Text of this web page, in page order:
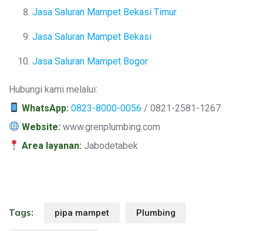
Jasa Saluran Mampet Bekasi Timur
Jasa Saluran Mampet Bekasi
Jasa Saluran Mampet Bogor
Hubungi kami melalui:
WhatsApp: 0823-8000-0056 / 0821-2581-1267
Website: www.grenplumbing.com
Area layanan: Jabodetabek
Tags: pipa mampet Plumbing